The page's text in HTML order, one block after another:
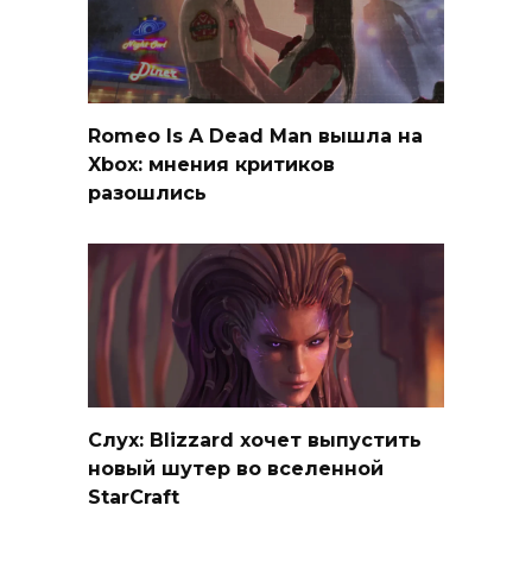
Romeo Is A Dead Man вышла на
Xbox: мнения критиков
разошлись
Слух: Blizzard хочет выпустить
новый шутер во вселенной
StarCraft